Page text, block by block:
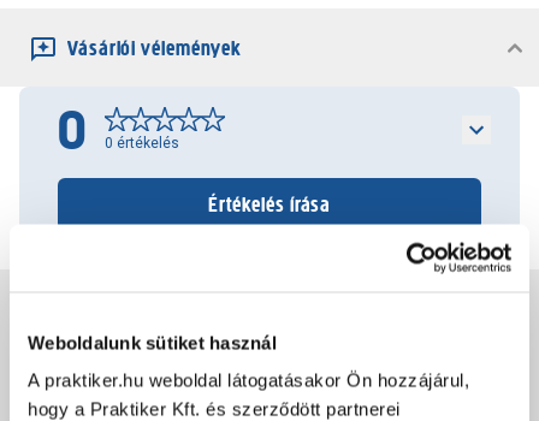
Weboldalunk sütiket használ
A praktiker.hu weboldal látogatásakor Ön hozzájárul,
hogy a Praktiker Kft. és szerződött partnerei
Vásárlói vélemények
0 0 értékelés
Értékelés írása
Csomagolási és súly információk